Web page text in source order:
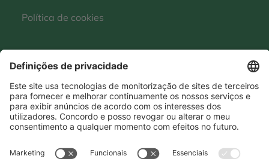
Política de cookies
Whistleblowing
SpeakUp
Mantenha-se conectado